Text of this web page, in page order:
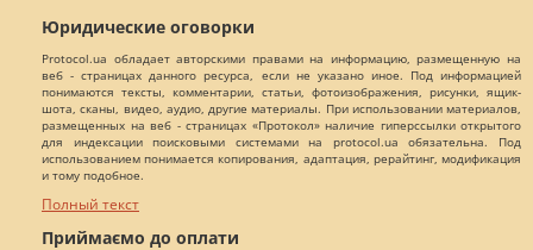
Юридические оговорки
Protocol.ua обладает авторскими правами на информацию, размещенную на
веб - страницах данного ресурса, если не указано иное. Под информацией
понимаются тексты, комментарии, статьи, фотоизображения, рисунки, ящик-
шота, сканы, видео, аудио, другие материалы. При использовании материалов,
размещенных на веб - страницах «Протокол» наличие гиперссылки открытого
для индексации поисковыми системами на protocol.ua обязательна. Под
использованием понимается копирования, адаптация, рерайтинг, модификация
и тому подобное.
Полный текст
Приймаємо до оплати